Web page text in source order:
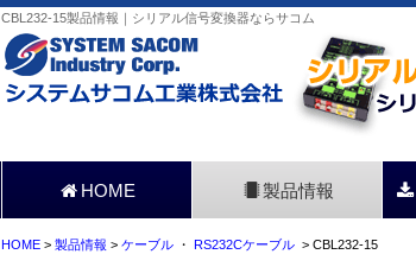
CBL232-15製品情報｜シリアル信号変換器ならサコム
HOME 製品情報
HOME > 製品情報 > ケーブル ・ RS232Cケーブル > CBL232-15